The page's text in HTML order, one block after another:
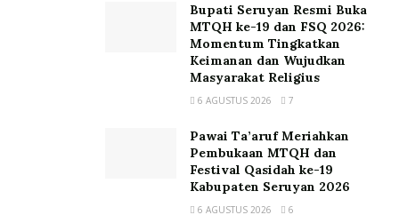
Bupati Seruyan Resmi Buka
MTQH ke-19 dan FSQ 2026:
Momentum Tingkatkan
Keimanan dan Wujudkan
Masyarakat Religius
6 AGUSTUS 2026 7
Pawai Ta’aruf Meriahkan
Pembukaan MTQH dan
Festival Qasidah ke-19
Kabupaten Seruyan 2026
6 AGUSTUS 2026 6